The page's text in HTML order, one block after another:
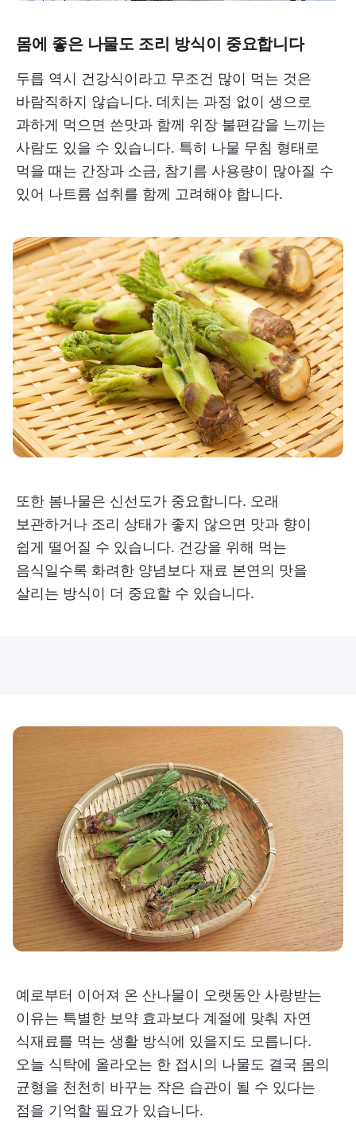
몸에 좋은 나물도 조리 방식이 중요합니다
두릅 역시 건강식이라고 무조건 많이 먹는 것은
바람직하지 않습니다. 데치는 과정 없이 생으로
과하게 먹으면 쓴맛과 함께 위장 불편감을 느끼는
사람도 있을 수 있습니다. 특히 나물 무침 형태로
먹을 때는 간장과 소금, 참기름 사용량이 많아질 수
있어 나트륨 섭취를 함께 고려해야 합니다.
또한 봄나물은 신선도가 중요합니다. 오래
보관하거나 조리 상태가 좋지 않으면 맛과 향이
쉽게 떨어질 수 있습니다. 건강을 위해 먹는
음식일수록 화려한 양념보다 재료 본연의 맛을
살리는 방식이 더 중요할 수 있습니다.
예로부터 이어져 온 산나물이 오랫동안 사랑받는
이유는 특별한 보약 효과보다 계절에 맞춰 자연
식재료를 먹는 생활 방식에 있을지도 모릅니다.
오늘 식탁에 올라오는 한 접시의 나물도 결국 몸의
균형을 천천히 바꾸는 작은 습관이 될 수 있다는
점을 기억할 필요가 있습니다.